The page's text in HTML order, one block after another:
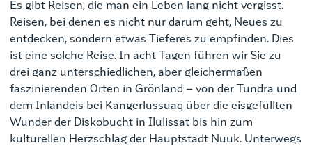
Es gibt Reisen, die man ein Leben lang nicht vergisst.
Reisen, bei denen es nicht nur darum geht, Neues zu
entdecken, sondern etwas Tieferes zu empfinden. Dies
ist eine solche Reise. In acht Tagen führen wir Sie zu
drei ganz unterschiedlichen, aber gleichermaßen
faszinierenden Orten in Grönland – von der Tundra und
dem Inlandeis bei Kangerlussuaq über die eisgefüllten
Wunder der Diskobucht in Ilulissat bis hin zum
kulturellen Herzschlag der Hauptstadt Nuuk. Unterwegs